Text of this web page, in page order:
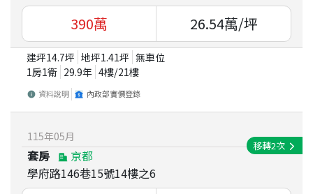
390萬 26.54萬/坪
建坪14.7坪 地坪1.41坪 無車位
1房1衛 29.9年 4樓/21樓
資料說明 內政部實價登錄
115年05月
套房
京都
學府路146巷15號14樓之6
移轉2次